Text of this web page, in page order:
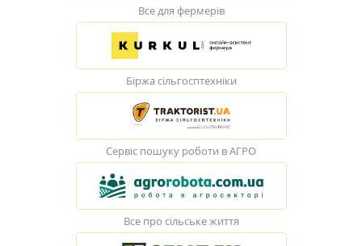
Все для фермерів
Біржа сільгосптехніки
Сервіс пошуку роботи в АГРО
Все про сільське життя